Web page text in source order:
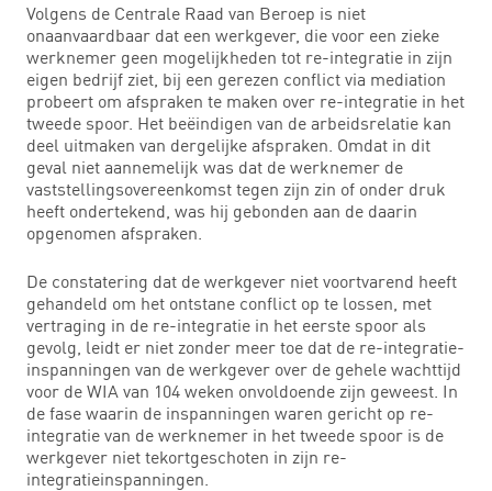
Volgens de Centrale Raad van Beroep is niet
onaanvaardbaar dat een werkgever, die voor een zieke
werknemer geen mogelijkheden tot re-integratie in zijn
eigen bedrijf ziet, bij een gerezen conflict via mediation
probeert om afspraken te maken over re-integratie in het
tweede spoor. Het beëindigen van de arbeidsrelatie kan
deel uitmaken van dergelijke afspraken. Omdat in dit
geval niet aannemelijk was dat de werknemer de
vaststellingsovereenkomst tegen zijn zin of onder druk
heeft ondertekend, was hij gebonden aan de daarin
opgenomen afspraken.
De constatering dat de werkgever niet voortvarend heeft
gehandeld om het ontstane conflict op te lossen, met
vertraging in de re-integratie in het eerste spoor als
gevolg, leidt er niet zonder meer toe dat de re-integratie-
inspanningen van de werkgever over de gehele wachttijd
voor de WIA van 104 weken onvoldoende zijn geweest. In
de fase waarin de inspanningen waren gericht op re-
integratie van de werknemer in het tweede spoor is de
werkgever niet tekortgeschoten in zijn re-
integratieinspanningen.